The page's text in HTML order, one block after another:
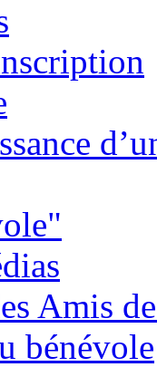
Amis
bénévole